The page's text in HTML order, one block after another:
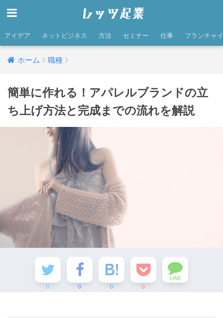
アイデア ネットビジネス 方法 セミナー 仕事 フランチャ
ホーム 職種
簡単に作れる！アパレルブランドの立
ち上げ方法と完成までの流れを解説
0 0 0 0
LINE